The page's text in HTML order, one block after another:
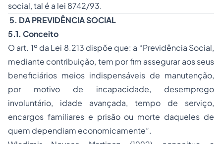
social, tal é a lei 8742/93.
5. DA PREVIDÊNCIA SOCIAL
5.1. Conceito
O art. 1º da Lei 8.213 dispõe que: a “Previdência Social,
mediante contribuição, tem por fim assegurar aos seus
beneficiários meios indispensáveis de manutenção,
por motivo de incapacidade, desemprego
involuntário, idade avançada, tempo de serviço,
encargos familiares e prisãoou morte daqueles de
quem dependiam economicamente”.